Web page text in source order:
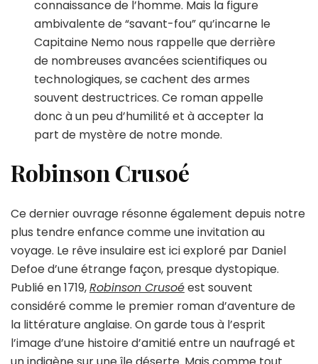
connaissance de l’homme. Mais la figure
ambivalente de “savant-fou” qu’incarne le
Capitaine Nemo nous rappelle que derrière
de nombreuses avancées scientifiques ou
technologiques, se cachent des armes
souvent destructrices. Ce roman appelle
donc à un peu d’humilité et à accepter la
part de mystère de notre monde.
Robinson Crusoé
Ce dernier ouvrage résonne également depuis notre
plus tendre enfance comme une invitation au
voyage. Le rêve insulaire est ici exploré par Daniel
Defoe d’une étrange façon, presque dystopique.
Publié en 1719,Robinson Crusoéest souvent
considéré comme le premier roman d’aventure de
la littérature anglaise. On garde tous à l’esprit
l’image d’une histoire d’amitié entre un naufragé et